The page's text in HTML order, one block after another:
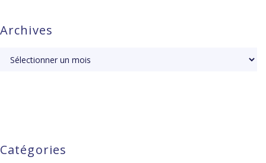
Archives
Catégories